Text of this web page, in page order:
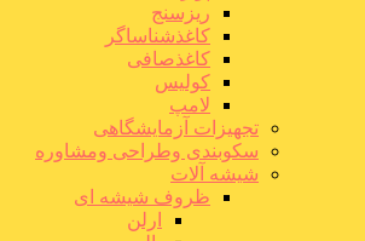
ریزسنج
کاغذشناساگر
کاغذصافی
کولیس
لامپ
تجهیزات آزمایشگاهی
سکوبندی وطراحی ومشاوره
شیشه آلات
ظروف شیشه ای
ارلن